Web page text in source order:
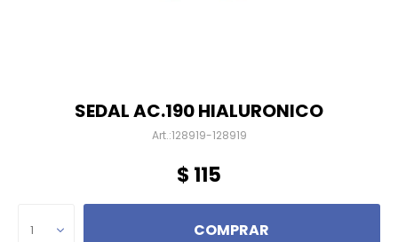
SEDAL AC.190 HIALURONICO
128919-128919
$ 115
1 COMPRAR